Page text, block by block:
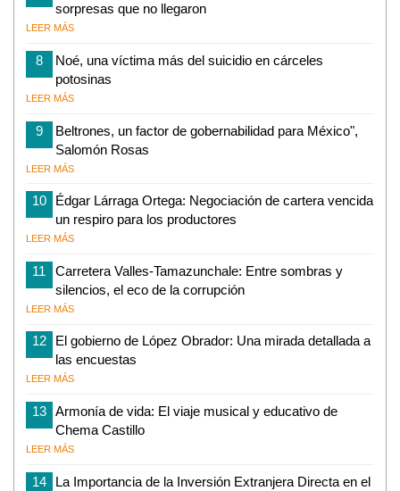
sorpresas que no llegaron
LEER MÁS
8
Noé, una víctima más del suicidio en cárceles
potosinas
LEER MÁS
9
Beltrones, un factor de gobernabilidad para México",
Salomón Rosas
LEER MÁS
10
Édgar Lárraga Ortega: Negociación de cartera vencida
un respiro para los productores
LEER MÁS
11
Carretera Valles-Tamazunchale: Entre sombras y
silencios, el eco de la corrupción
LEER MÁS
12
El gobierno de López Obrador: Una mirada detallada a
las encuestas
LEER MÁS
13
Armonía de vida: El viaje musical y educativo de
Chema Castillo
LEER MÁS
14 La Importancia de la Inversión Extranjera Directa en el